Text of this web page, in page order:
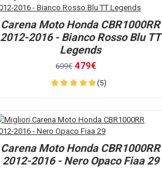
Carena Moto Honda CBR1000RR
2012-2016 - Bianco Rosso Blu TT
Legends
699€ 479€
(5)
Carena Moto Honda CBR1000RR
2012-2016 - Nero Opaco Fiaa 29